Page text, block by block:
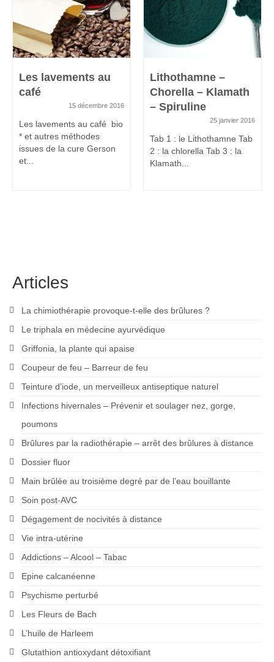
Les lavements au
café
15 décembre 2016
Les lavements au café bio
* et autres méthodes
issues de la cure Gerson
et...
Lithothamne –
Chorella – Klamath
– Spiruline
25 janvier 2016
Tab 1 : le Lithothamne Tab
2 : la chlorella Tab 3 : la
Klamath...
Articles
La chimiothérapie provoque-t-elle des brûlures ?
Le triphala en médecine ayurvédique
Griffonia, la plante qui apaise
Coupeur de feu – Barreur de feu
Teinture d’iode, un merveilleux antiseptique naturel
Infections hivernales – Prévenir et soulager nez, gorge,
poumons
Brûlures par la radiothérapie – arrêt des brûlures à distance
Dossier fluor
Main brûlée au troisième degré par de l’eau bouillante
Soin post-AVC
Dégagement de nocivités à distance
Vie intra-utérine
Addictions – Alcool – Tabac
Epine calcanéenne
Psychisme perturbé
Les Fleurs de Bach
L’huile de Harleem
Glutathion antioxydant détoxifiant